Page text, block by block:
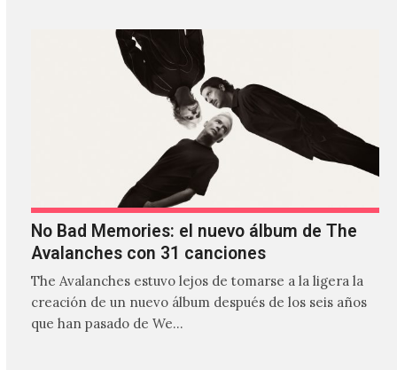
No Bad Memories: el nuevo álbum de The
Avalanches con 31 canciones
The Avalanches estuvo lejos de tomarse a la ligera la
creación de un nuevo álbum después de los seis años
que han pasado de We…